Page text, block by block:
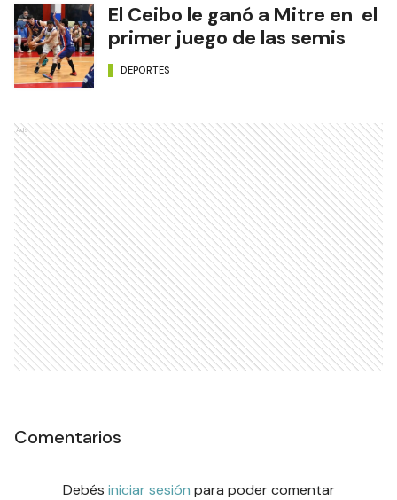
El Ceibo le ganó a Mitre en el
primer juego de las semis
DEPORTES
Ads
Comentarios
Debés iniciar sesión para poder comentar